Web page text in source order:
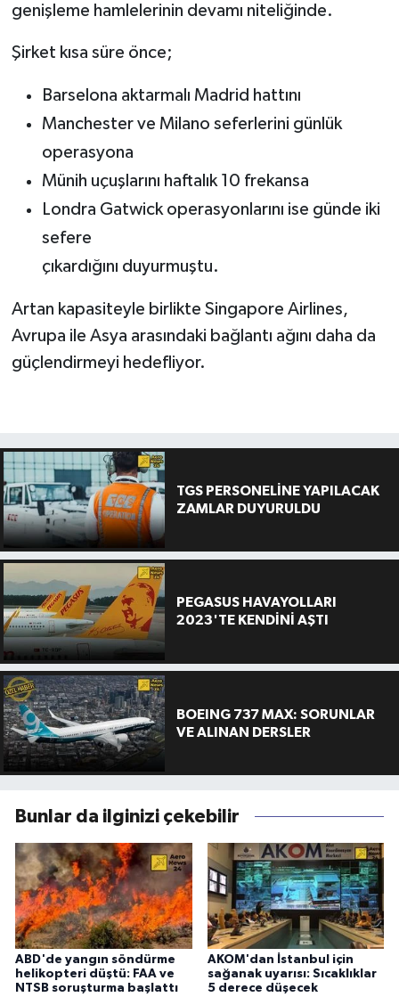
genişleme hamlelerinin devamı niteliğinde.
Şirket kısa süre önce;
Barselona aktarmalı Madrid hattını
Manchester ve Milano seferlerini günlük
operasyona
Münih uçuşlarını haftalık 10 frekansa
Londra Gatwick operasyonlarını ise günde iki
sefere
çıkardığını duyurmuştu.
Artan kapasiteyle birlikte Singapore Airlines,
Avrupa ile Asya arasındaki bağlantı ağını daha da
güçlendirmeyi hedefliyor.
TGS PERSONELİNE YAPILACAK
ZAMLAR DUYURULDU
PEGASUS HAVAYOLLARI
2023'TE KENDİNİ AŞTI
BOEING 737 MAX: SORUNLAR
VE ALINAN DERSLER
Bunlar da ilginizi çekebilir
ABD'de yangın söndürme
helikopteri düştü: FAA ve
NTSB soruşturma başlattı
AKOM'dan İstanbul için
sağanak uyarısı: Sıcaklıklar
5 derece düşecek